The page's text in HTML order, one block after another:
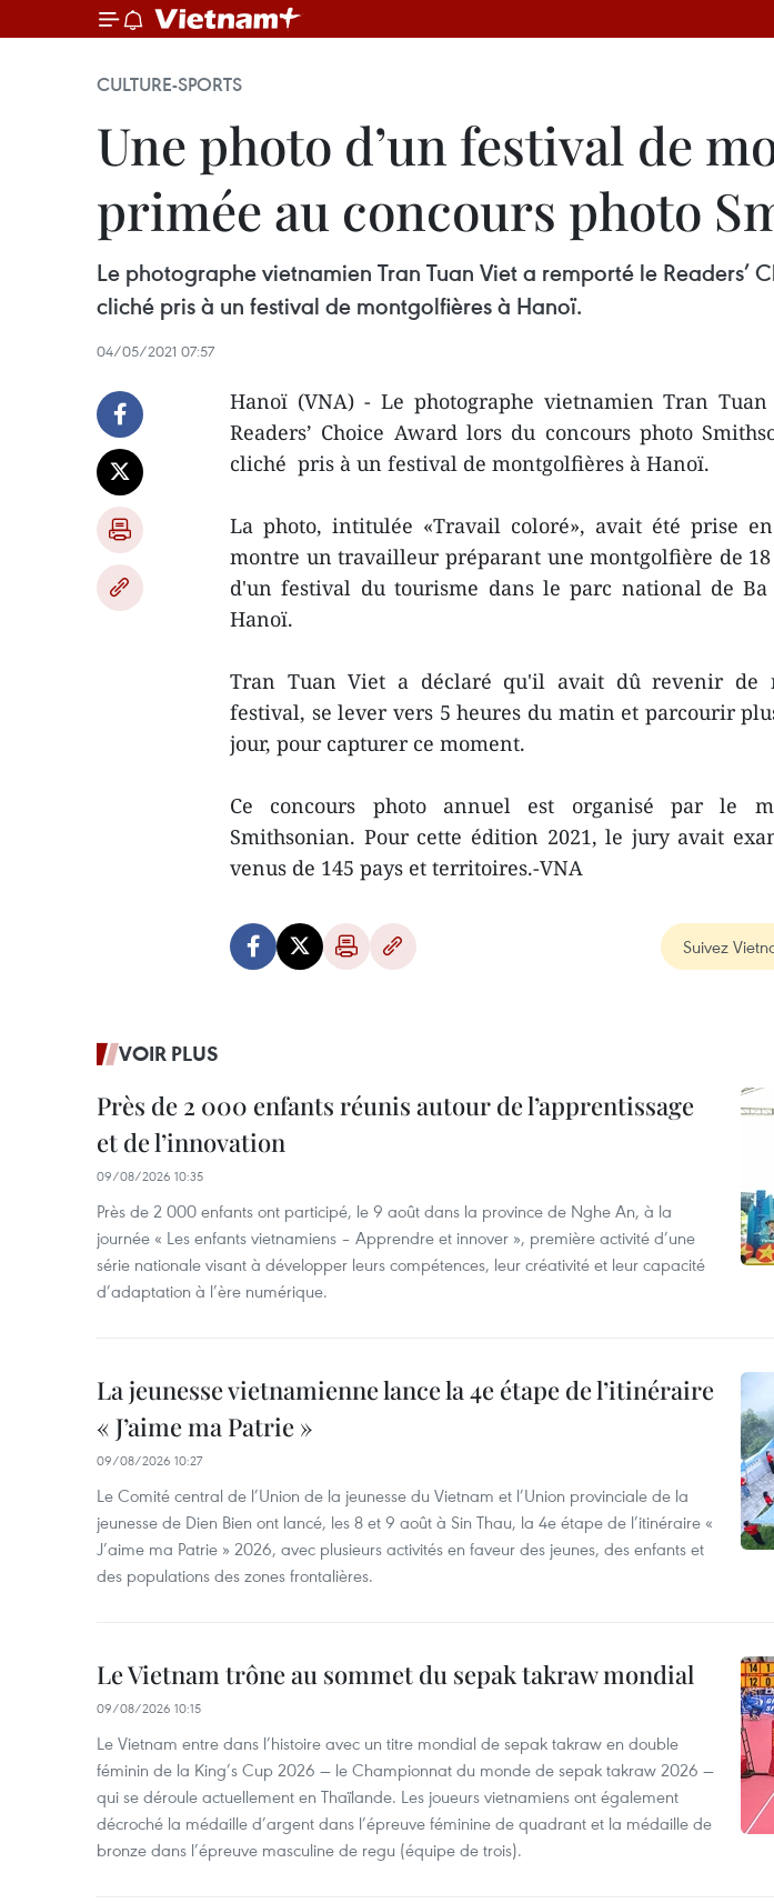
CULTURE-SPORTS
Une photo d’un festival de
primée au concours photo
Le photographe vietnamien Tran Tuan Viet a remporté le
cliché pris à un festival de montgolfières à Hanoï.
04/05/2021 07:57
Hanoï (VNA) - Le photographe vietnamien Tran
Readers’ Choice Award lors du concours photo
cliché pris à un festival de montgolfières à Hanoï.
La photo, intitulée «Travail coloré», avait été prise
montre un travailleur préparant une montgolfière de
d'un festival du tourisme dans le parc national de
Hanoï.
Tran Tuan Viet a déclaré qu'il avait dû revenir de
festival, se lever vers 5 heures du matin et parcourir
jour, pour capturer ce moment.
Ce concours photo annuel est organisé par le
Smithsonian. Pour cette édition 2021, le jury avait
venus de 145 pays et territoires.-VNA
Suivez
VOIR PLUS
Près de 2 000 enfants réunis autour de l’apprentissage
et de l’innovation
09/08/2026 10:35
Près de 2 000 enfants ont participé, le 9 août dans la province de Nghe An, à la
journée « Les enfants vietnamiens – Apprendre et innover », première activité d’une
série nationale visant à développer leurs compétences, leur créativité et leur capacité
d’adaptation à l’ère numérique.
La jeunesse vietnamienne lance la 4e étape de l’itinéraire
« J’aime ma Patrie »
09/08/2026 10:27
Le Comité central de l’Union de la jeunesse du Vietnam et l’Union provinciale de la
jeunesse de Dien Bien ont lancé, les 8 et 9 août à Sin Thau, la 4e étape de l’itinéraire «
J’aime ma Patrie » 2026, avec plusieurs activités en faveur des jeunes, des enfants et
des populations des zones frontalières.
Le Vietnam trône au sommet du sepak takraw mondial
09/08/2026 10:15
Le Vietnam entre dans l’histoire avec un titre mondial de sepak takraw en double
féminin de la King’s Cup 2026 — le Championnat du monde de sepak takraw 2026 —
qui se déroule actuellement en Thaïlande. Les joueurs vietnamiens ont également
décroché la médaille d’argent dans l’épreuve féminine de quadrant et la médaille de
bronze dans l’épreuve masculine de regu (équipe de trois).